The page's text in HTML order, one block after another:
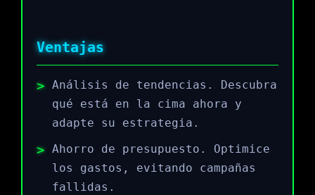
Ventajas
Análisis de tendencias. Descubra
qué está en la cima ahora y
adapte su estrategia.
Ahorro de presupuesto. Optimice
los gastos, evitando campañas
fallidas.